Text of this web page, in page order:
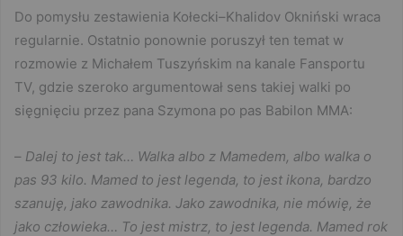
Do pomysłu zestawienia Kołecki–Khalidov Okniński wraca
regularnie. Ostatnio ponownie poruszył ten temat w
rozmowie z Michałem Tuszyńskim na kanale Fansportu
TV, gdzie szeroko argumentował sens takiej walki po
sięgnięciu przez pana Szymona po pas Babilon MMA:
– Dalej to jest tak… Walka albo z Mamedem, albo walka o
pas 93 kilo. Mamed to jest legenda, to jest ikona, bardzo
szanuję, jako zawodnika. Jako zawodnika, nie mówię, że
jako człowieka… To jest mistrz, to jest legenda. Mamed rok